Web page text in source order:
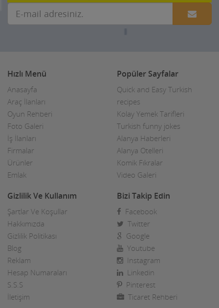
Hızlı Menü
Anasayfa
Araç İlanları
Oyun Rehberi
Foto Galeri
İş İlanları
Firmalar
Ürünler
Emlak
Popüler Sayfalar
Quick and Easy Turkish
recipes
Kolay Yemek Tarifleri
Turkish funny jokes
Alanya Haberleri
Alanya Otelleri
Komik Fıkralar
Video Galeri
Gizlilik Ve Kullanım
Şartlar Ve Koşullar
Hakkımızda
Gizlilik Politikası
Blog
Reklam
Hesap Numaraları
S.S.S
İletişim
Bizi Takip Edin
Facebook
Twitter
Google
Youtube
Instagram
Linkedin
Pinterest
Ticaret Rehberi